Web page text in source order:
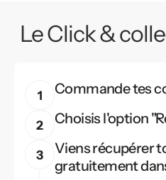
Le Click &
Commande tes
Choisis l'option
Viens récupérer
gratuitement